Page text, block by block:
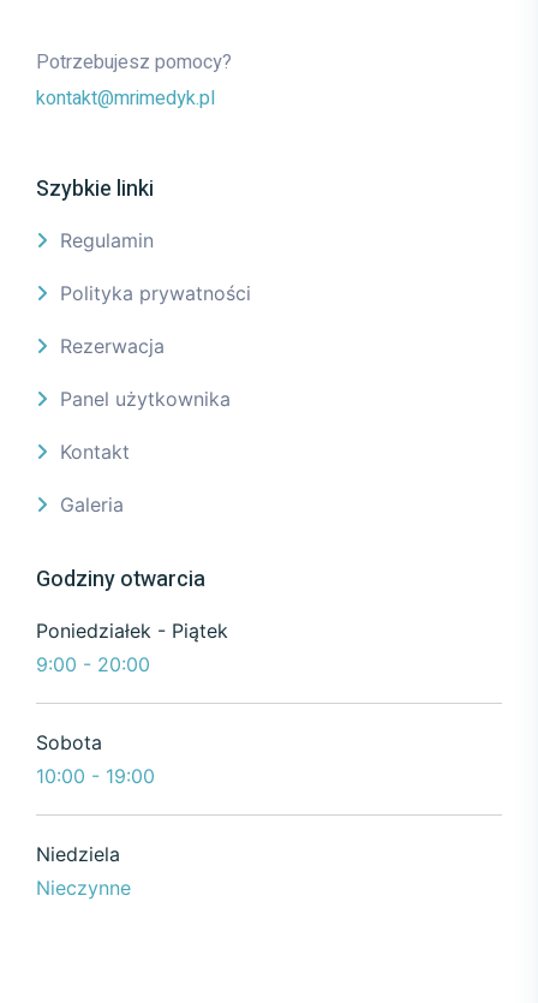
Potrzebujesz pomocy?
kontakt@mrimedyk.pl
Szybkie linki
Regulamin
Polityka prywatności
Rezerwacja
Panel użytkownika
Kontakt
Galeria
Godziny otwarcia
Poniedziałek - Piątek
9:00 - 20:00
Sobota
10:00 - 19:00
Niedziela
Nieczynne